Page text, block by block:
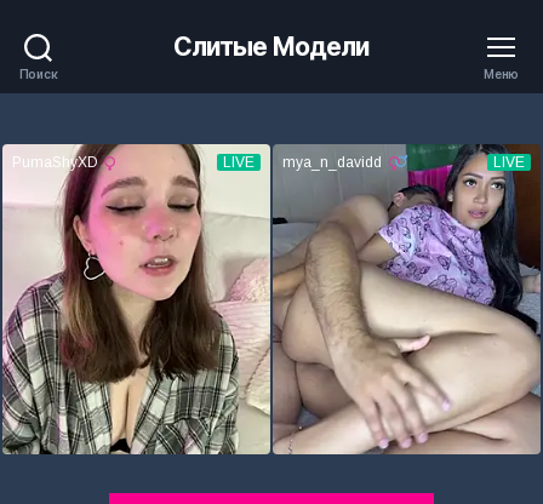
Поиск
Слитые Модели
Меню